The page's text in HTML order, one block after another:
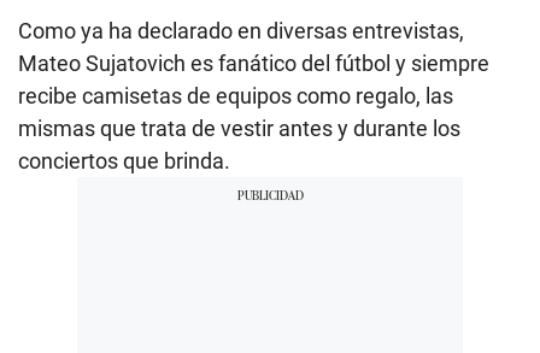
Como ya ha declarado en diversas entrevistas,
Mateo Sujatovich es fanático del fútbol y siempre
recibe camisetas de equipos como regalo, las
mismas que trata de vestir antes y durante los
conciertos que brinda.